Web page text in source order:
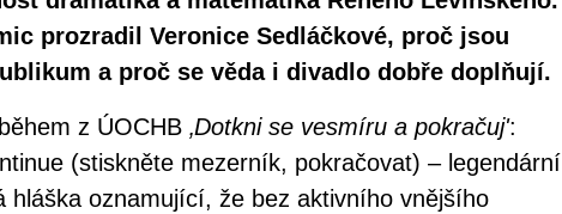
prozradil Veronice Sedláčkové, proč jsou
a proč se věda i divadlo dobře doplňují.
z ÚOCHB ‚Dotkni se vesmíru a pokračuj':
(stiskněte mezerník, pokračovat) – legendární
hláška oznamující, že bez aktivního vnějšího